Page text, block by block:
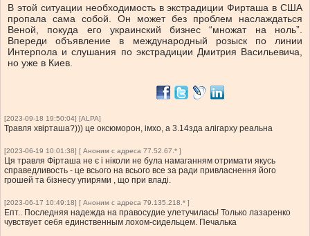
В этой ситуации необходимость в экстрадиции Фирташа в США
пропала сама собой. Он может без проблем наслаждаться
Веной, покуда его украинский бизнес “множат на ноль”.
Впереди объявление в международный розыск по линии
Интерпола и слушания по экстрадиции Дмитрия Васильевича,
но уже в Киев.
[2023-09-18 19:50:04] [ALPA]
Травля хвірташа?))) це оксюморон, імхо, а 3.14зда алігарху реальна
[2023-06-19 10:01:38] [ Аноним с адреса 77.52.67.* ]
Ця травля Фірташа не є і ніколи не була намаганням отримати якусь
справедливость - це всього на всього все за ради привласнення його
грошей та бізнесу упирями , що при владі.
[2023-06-17 10:49:18] [ Аноним с адреса 79.135.218.* ]
Епт.. Последняя надежда на правосудие улетучилась! Только лазаренко
чувствует себя единственным лохом-сидельцем. Печалька